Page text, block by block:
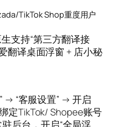
TikTok Shop重度用户
支持“第三方翻译接
翻译桌面浮窗 + 店小秘
→ “客服设置” → 开启
定TikTok/ Shopee账号
后台，开启“全局浮